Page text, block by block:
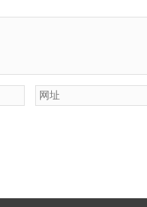
看见...